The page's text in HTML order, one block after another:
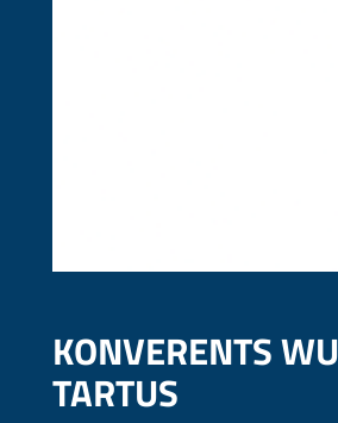
KONVERENTS
TARTUS